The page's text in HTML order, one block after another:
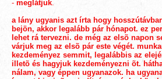
- meglátjuk.
a lány ugyanis azt írta hogy
bejön, akkor legalább pár hónapot. ez
lehet rá tervezni. de még az elsõ napon
várjuk meg az elsõ pár este végét.
kezdeményez semmit, legalábbis az
illetõ és hagyjuk kezdeményezni õt.
nálam, vagy éppen ugyanazok. ha